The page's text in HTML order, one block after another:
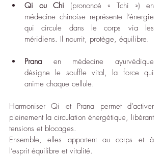
Qi ou Chi (prononcé « Tchi ») en
médecine chinoise représente l’énergie
qui circule dans le corps via les
méridiens. Il nourrit, protège, équilibre.
Prana en médecine ayurvédique
désigne le souffle vital, la force qui
anime chaque cellule.
Harmoniser Qi et Prana permet d’activer
pleinement la circulation énergétique, libérant
tensions et blocages.
Ensemble, elles apportent au corps et à
l’esprit équilibre et vitalité.